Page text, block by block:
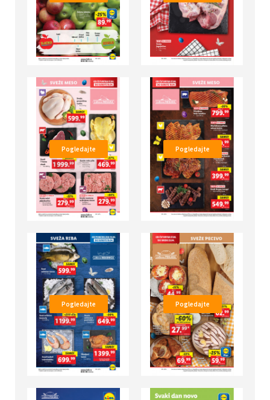
Pogledajte Pogledajte
Pogledajte Pogledajte